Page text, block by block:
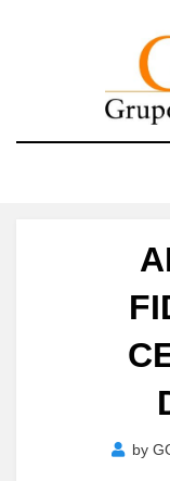
by